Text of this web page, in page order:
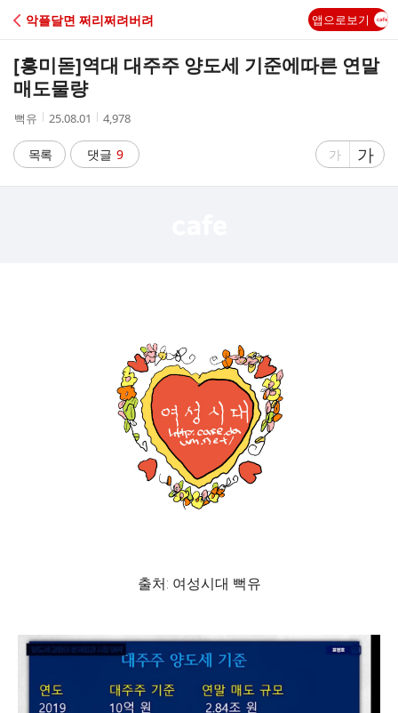
C
A
악플달면 쩌리쩌려버려 앱으로보기
[흥미돋]역대 대주주 양도세 기준에따른 연말
매도물량
작
자
뻑유
작
시
간
25.08.01
조
수
4,978
목록 댓글 9
글
가
글
자
가
출처: 여성시대 뻑유